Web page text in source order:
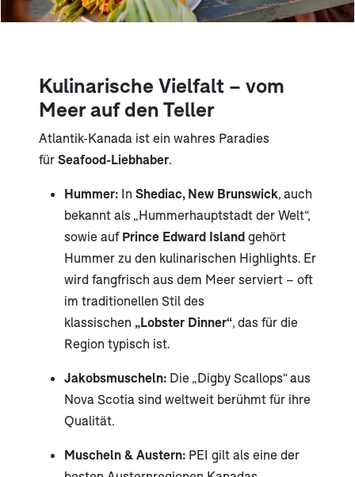
Kulinarische Vielfalt – vom
Meer auf den Teller
Atlantik-Kanada ist ein wahres Paradies
für Seafood-Liebhaber.
Hummer:In Shediac, New Brunswick, auch
bekannt als „Hummerhauptstadt der Welt“,
sowie auf Prince Edward Islandgehört
Hummer zu den kulinarischen Highlights. Er
wird fangfrisch aus dem Meer serviert – oft
im traditionellen Stil des
klassischen „Lobster Dinner“, das für die
Region typisch ist.
Jakobsmuscheln:Die „Digby Scallops“ aus
Nova Scotia sind weltweit berühmt für ihre
Qualität.
Muscheln & Austern:PEI gilt als eine der